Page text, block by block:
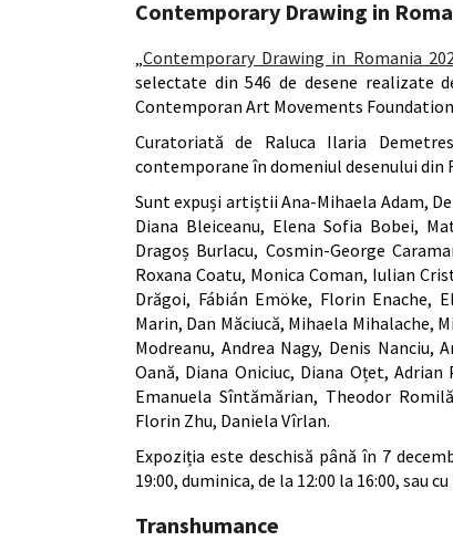
Contemporary Drawing in
„Contemporary Drawing in Romania
selectate din 546 de desene realizate
Contemporan Art Movements
Curatoriată de Raluca Ilaria
contemporane în domeniul desenului din
Sunt expuși artiștii Ana-Mihaela Adam,
Diana Bleiceanu, Elena Sofia Bobei,
Dragoș Burlacu, Cosmin-George
Roxana Coatu, Monica Coman, Iulian
Drăgoi, Fábián Emöke, Florin Enache,
Marin, Dan Măciucă, Mihaela Mihalache,
Modreanu, Andrea Nagy, Denis Nanciu,
Oană, Diana Oniciuc, Diana Oțet, Adrian
Emanuela Sîntămărian, Theodor
Florin Zhu, Daniela Vîrlan.
Expoziția este deschisă până în 7
19:00, duminica, de la 12:00 la 16:00,
Transhumance